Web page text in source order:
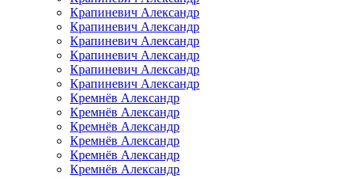
Крапиневич Александр
Крапиневич Александр
Крапиневич Александр
Крапиневич Александр
Крапиневич Александр
Крапиневич Александр
Кремнёв Александр
Кремнёв Александр
Кремнёв Александр
Кремнёв Александр
Кремнёв Александр
Кремнёв Александр